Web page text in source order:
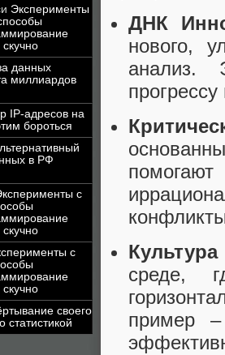
Эксперименты
данных
миллиардов
IP-адресов на
бороться
в РФ
с
с
своего
статистикой
ДНК
нового,
анализ.
среде,
пример